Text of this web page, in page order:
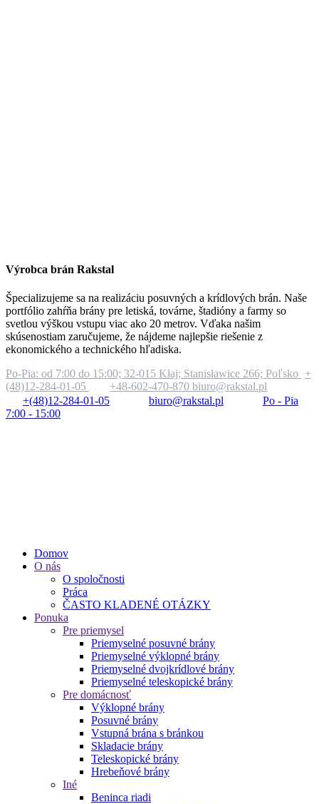
Výrobca brán Rakstal
Špecializujeme sa na realizáciu posuvných a krídlových brán. Naše
portfólio zahŕňa brány pre letiská, továrne, štadióny a farmy so
svetlou výškou vstupu viac ako 20 metrov. Vďaka našim
skúsenostiam zaručujeme, že nájdeme najlepšie riešenie z
ekonomického a technického hľadiska.
Po-Pia: od 7:00 do 15:00; 32-015 Kłaj; Stanisławice 266; Poľsko +
(48)12-284-01-05
+48-602-470-870 biuro@rakstal.pl
+(48)12-284-01-05
biuro@rakstal.pl
Po - Pia
7:00 - 15:00
Domov
O nás
O spoločnosti
Práca
ČASTO KLADENÉ OTÁZKY
Ponuka
Pre priemysel
Priemyselné posuvné brány
Priemyselné výklopné brány
Priemyselné dvojkrídlové brány
Priemyselné teleskopické brány
Pre domácnosť
Výklopné brány
Posuvné brány
Vstupná brána s bránkou
Skladacie brány
Teleskopické brány
Hrebeňové brány
Iné
Beninca riadi